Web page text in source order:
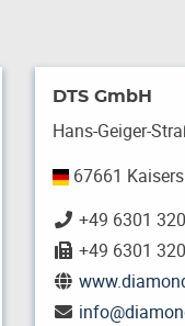
DTS GmbH
Hans-Geiger-
67661
+49 6301
+49 6301
info@